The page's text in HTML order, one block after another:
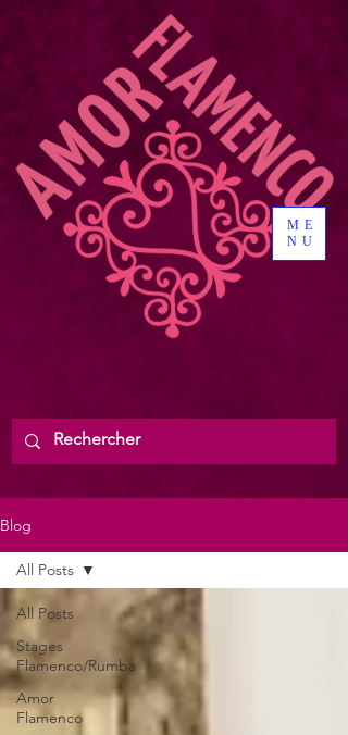
ME
NU
Blog
All Posts
Stages
Flamenco/Rumba
Amor
Flamenco
All Posts